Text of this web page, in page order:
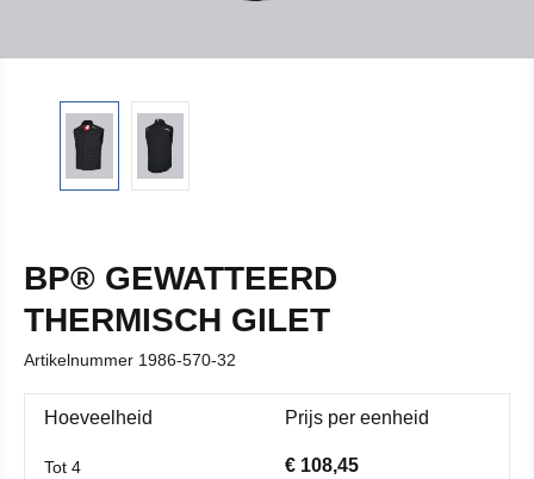
BP® GEWATTEERD
THERMISCH GILET
Artikelnummer 1986-570-32
Hoeveelheid Prijs per eenheid
Tot 4 € 108,45